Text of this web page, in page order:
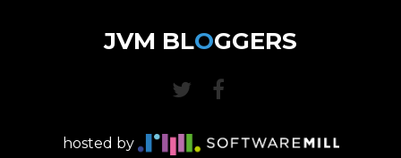
JVM BLOGGERS
hosted by